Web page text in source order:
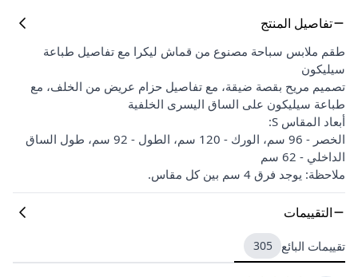
تفاصيل المنتج
طقم ملابس سباحة مصنوع من قماش ليكرا مع تفاصيل طباعة
سيليكون
تصميم مريح بقصة ضيقة، مع تفاصيل حزام عريض من الخلف، مع
طباعة سيليكون على الساق اليسرى الخلفية
أبعاد المقاس S:
الخصر - 96 سم، الورك - 120 سم، الطول - 92 سم، طول الساق
الداخلي - 62 سم
ملاحظة: يوجد فرق 4 سم بين كل مقاس.
التقييمات
تقييمات البائع 305